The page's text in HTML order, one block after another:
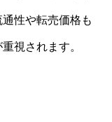
性や転売価格も
視されます。